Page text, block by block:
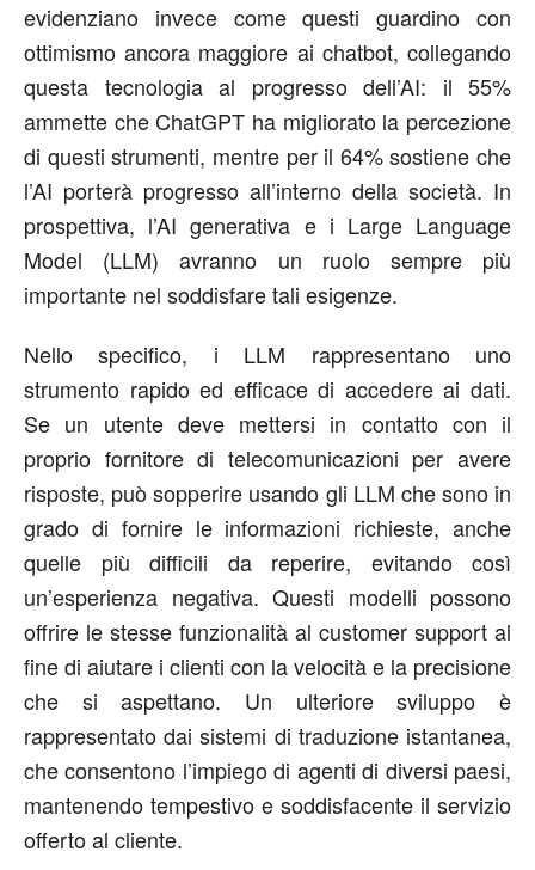
evidenziano invece come questi guardino con
ottimismo ancora maggiore ai chatbot, collegando
questa tecnologia al progresso dell’AI: il 55%
ammette che ChatGPT ha migliorato la percezione
di questi strumenti, mentre per il 64% sostiene che
l’AI porterà progresso all’interno della società. In
prospettiva, l’AI generativa e i Large Language
Model (LLM) avranno un ruolo sempre più
importante nel soddisfare tali esigenze.
Nello specifico, i LLM rappresentano uno
strumento rapido ed efficace di accedere ai dati.
Se un utente deve mettersi in contatto con il
proprio fornitore di telecomunicazioni per avere
risposte, può sopperire usando gli LLM che sono in
grado di fornire le informazioni richieste, anche
quelle più difficili da reperire, evitando così
un’esperienza negativa. Questi modelli possono
offrire le stesse funzionalità al customer support al
fine di aiutare i clienti con la velocità e la precisione
che si aspettano. Un ulteriore sviluppo è
rappresentato dai sistemi di traduzione istantanea,
che consentono l’impiego di agenti di diversi paesi,
mantenendo tempestivo e soddisfacente il servizio
offerto al cliente.